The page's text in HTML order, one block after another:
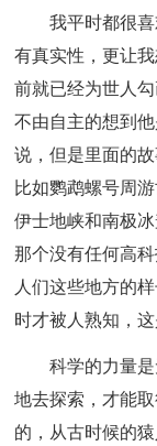
我平时都很
有真实性，更让
前就已经为世人
不由自主的想到
说，但是里面的
比如鹦鹉螺号周
伊士地峡和南极
那个没有任何高
人们这些地方的
时才被人熟知，
科学的力量
地去探索，才能
的，从古时候的